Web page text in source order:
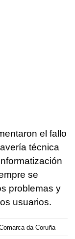
el fallo
técnica
se
problemas y
usuarios.
da Coruña